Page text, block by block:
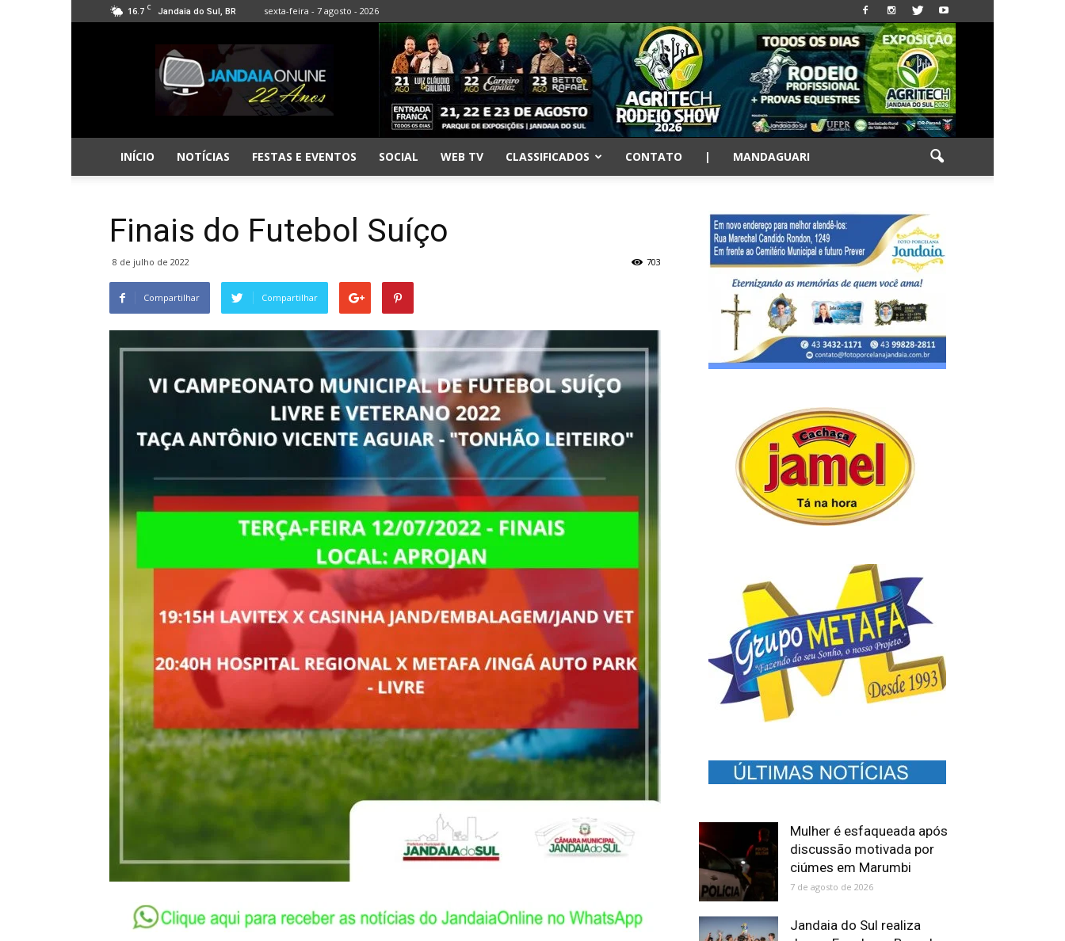
16.7 C Jandaia do Sul, BR sexta-feira - 7 agosto - 2026
Jandaia
Online
INÍCIO NOTÍCIAS FESTAS E EVENTOS SOCIAL WEB TV CLASSIFICADOS CONTATO | MANDAGUARI
Finais do Futebol Suíço
8 de julho de 2022 703
Compartilhar Compartilhar
Mulher é esfaqueada após
discussão motivada por
ciúmes em Marumbi
7 de agosto de 2026
Jandaia do Sul realiza